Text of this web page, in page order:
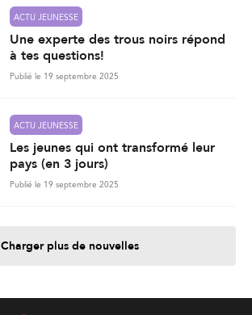
ACTU JEUNESSE
Une experte des trous noirs répond
à tes questions!
Publié le 19 septembre 2025
ACTU JEUNESSE
Les jeunes qui ont transformé leur
pays (en 3 jours)
Publié le 19 septembre 2025
Charger plus de nouvelles